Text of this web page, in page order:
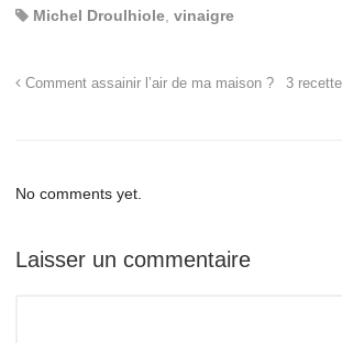
Michel Droulhiole vinaigre
Comment assainir l’air de ma maison ? 3
No comments yet.
Laisser un commentaire